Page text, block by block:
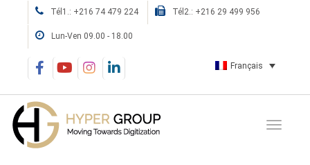
Tél1.: +216 74 479 224 Tél2.: +216 29 499 956
Lun-Ven 09.00 - 18.00
Français